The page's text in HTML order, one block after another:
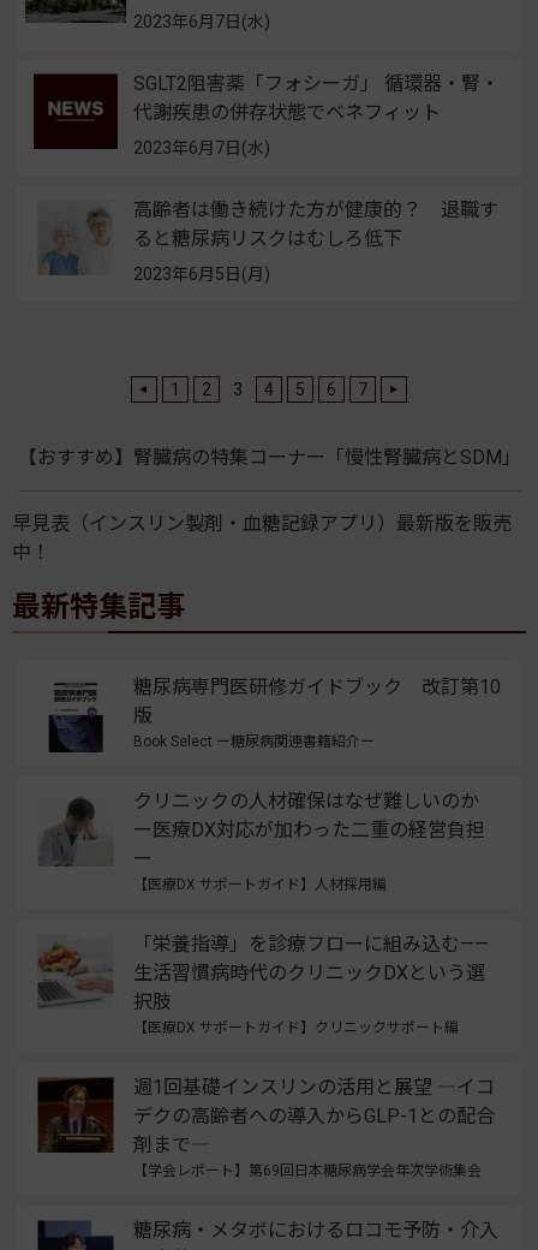
2023年6月7日(水)
SGLT2阻害薬「フォシーガ」 循環器・腎・
代謝疾患の併存状態でベネフィット
2023年6月7日(水)
高齢者は働き続けた方が健康的？ 退職す
ると糖尿病リスクはむしろ低下
2023年6月5日(月)
1 2 3 4 5 6 7
【おすすめ】腎臓病の特集コーナー「慢性腎臓病とSDM」
早見表（インスリン製剤・血糖記録アプリ）最新版を販売
中！
最新特集記事
糖尿病専門医研修ガイドブック 改訂第10
版
Book Select ー糖尿病関連書籍紹介ー
クリニックの人材確保はなぜ難しいのか
ー医療DX対応が加わった二重の経営負担
ー
【医療DX サポートガイド】人材採用編
「栄養指導」を診療フローに組み込む——
生活習慣病時代のクリニックDXという選
択肢
【医療DX サポートガイド】クリニックサポート編
週1回基礎インスリンの活用と展望 ―イコ
デクの高齢者への導入からGLP-1との配合
剤まで―
【学会レポート】第69回日本糖尿病学会年次学術集会
糖尿病・メタボにおけるロコモ予防・介入